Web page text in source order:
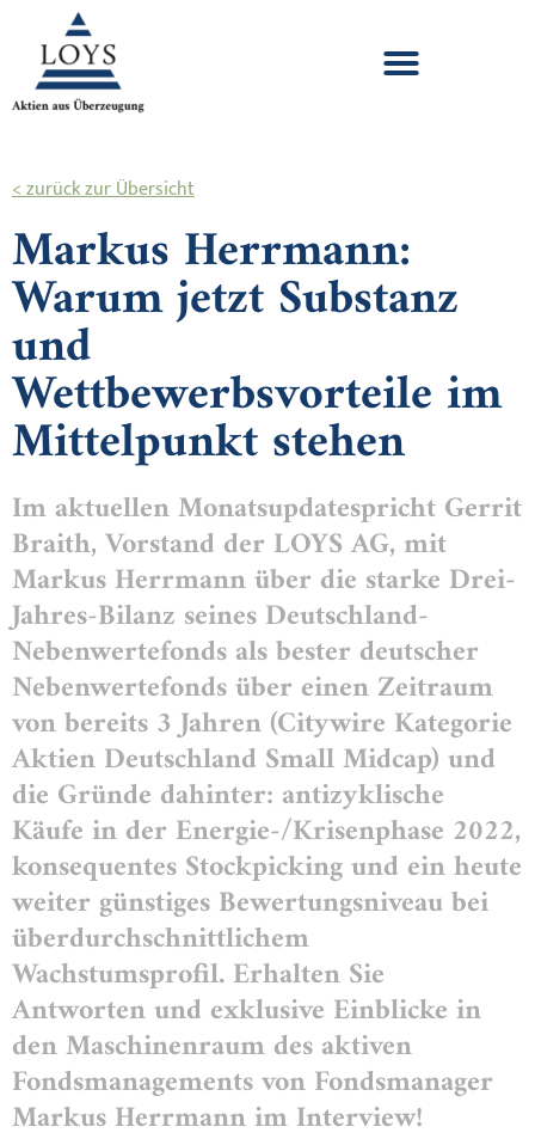
< zurück zur Übersicht
Markus Herrmann:
Warum jetzt Substanz
und
Wettbewerbsvorteile im
Mittelpunkt stehen
Im aktuellen Monatsupdatespricht Gerrit
Braith, Vorstand der LOYS AG, mit
Markus Herrmann über die starke Drei-
Jahres-Bilanz seines Deutschland-
Nebenwertefonds als bester deutscher
Nebenwertefonds über einen Zeitraum
von bereits 3 Jahren (Citywire Kategorie
Aktien Deutschland Small Midcap) und
die Gründe dahinter: antizyklische
Käufe in der Energie-/Krisenphase 2022,
konsequentes Stockpicking und ein heute
weiter günstiges Bewertungsniveau bei
überdurchschnittlichem
Wachstumsprofil. Erhalten Sie
Antworten und exklusive Einblicke in
den Maschinenraum des aktiven
Fondsmanagements von Fondsmanager
Markus Herrmann im Interview!